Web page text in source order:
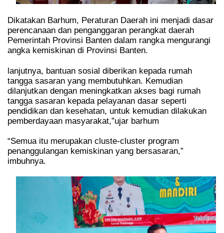
Dikatakan Barhum, Peraturan Daerah ini menjadi dasar
perencanaan dan penganggaran perangkat daerah
Pemerintah Provinsi Banten dalam rangka mengurangi
angka kemiskinan di Provinsi Banten.
lanjutnya, bantuan sosial diberikan kepada rumah
tangga sasaran yang membutuhkan. Kemudian
dilanjutkan dengan meningkatkan akses bagi rumah
tangga sasaran kepada pelayanan dasar seperti
pendidikan dan kesehatan, untuk kemudian dilakukan
pemberdayaan masyarakat,”ujar barhum
“Semua itu merupakan cluste-cluster program
penanggulangan kemiskinan yang bersasaran,”
imbuhnya.